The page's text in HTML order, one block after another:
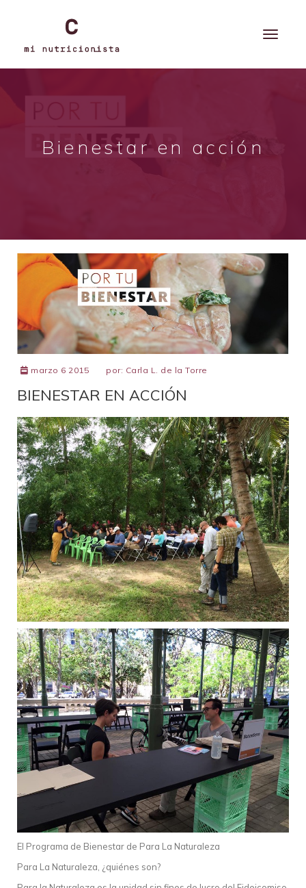
Bienestar en acción
marzo 6 2015 por: Carla L. de la Torre
BIENESTAR EN ACCIÓN
El Programa de Bienestar de Para La Naturaleza
Para La Naturaleza, ¿quiénes son?